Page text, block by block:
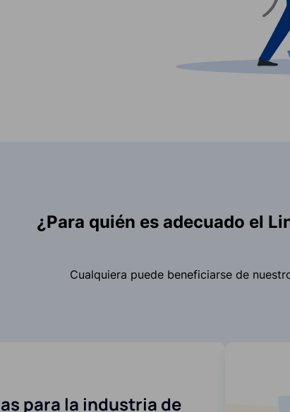
¿Para quién es adecuado el
Cualquiera puede beneficiarse de
para la industria de